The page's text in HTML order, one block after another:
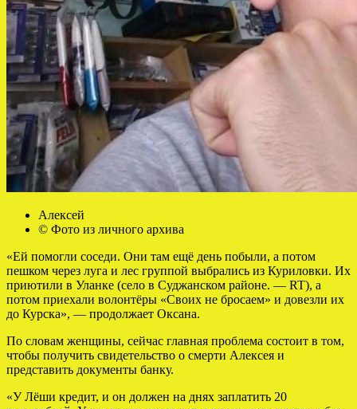
Алексей
© Фото из личного архива
«Ей помогли соседи. Они там ещё день побыли, а потом
пешком через луга и лес группой выбрались из Куриловки. Их
приютили в Уланке (село в Суджанском районе. — RT), а
потом приехали волонтёры «Своих не бросаем» и довезли их
до Курска», — продолжает Оксана.
По словам женщины, сейчас главная проблема состоит в том,
чтобы получить свидетельство о смерти Алексея и
представить документы банку.
«У Лёши кредит, и он должен на днях заплатить 20